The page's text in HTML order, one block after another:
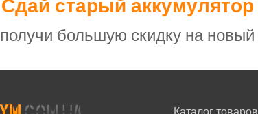
получи большую скидку на новый